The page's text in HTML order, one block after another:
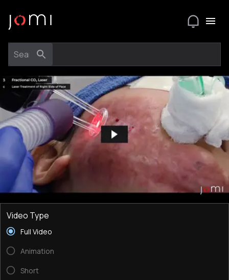
Video Type
Full Video
Animation
Short